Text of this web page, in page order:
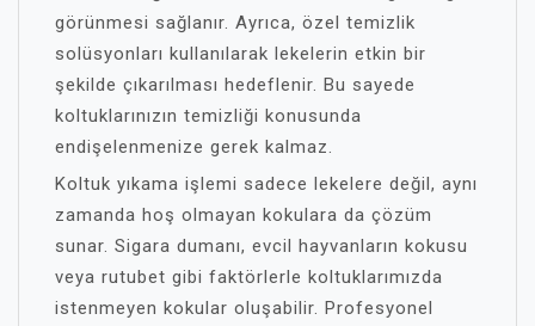
görünmesi sağlanır. Ayrıca, özel temizlik
solüsyonları kullanılarak lekelerin etkin bir
şekilde çıkarılması hedeflenir. Bu sayede
koltuklarınızın temizliği konusunda
endişelenmenize gerek kalmaz.
Koltuk yıkama işlemi sadece lekelere değil, aynı
zamanda hoş olmayan kokulara da çözüm
sunar. Sigara dumanı, evcil hayvanların kokusu
veya rutubet gibi faktörlerle koltuklarımızda
istenmeyen kokular oluşabilir. Profesyonel